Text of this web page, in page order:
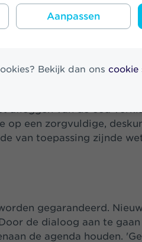
Aanpassen
Bekijk dan ons cookie
(beleids)richtlijnen,
Alle werknemers van
en
merken zijn wettelijk
Financiële sector
afleggen van de eed
op een zorgvuldige,
van toepassing zijnde
gegarandeerd.
de dialoog aan te
de agenda houden.